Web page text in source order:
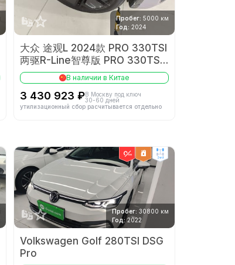
Пробег: 5000 км
Год: 2024
大众 途观L 2024款 PRO 330TSI
两驱R-Line智尊版 PRO 330TSI
2WD R-Line Intelligent Edition
В наличии в Китае
3 430 923 ₽В Москву под ключ
30-60 дней
утилизационный сбор расчитывается отдельно
2wd
Пробег: 30800 км
Год: 2022
Volkswagen Golf 280TSI DSG
Pro